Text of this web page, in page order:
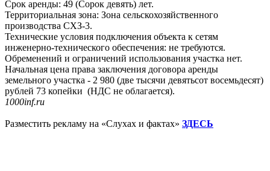
Срок аренды: 49 (Сорок девять) лет.
Территориальная зона: Зона сельскохозяйственного
производства СХЗ-3.
Технические условия подключения объекта к сетям
инженерно-технического обеспечения: не требуются.
Обременений и ограничений использования участка нет.
Начальная цена права заключения договора аренды
земельного участка - 2 980 (две тысячи девятьсот восемьдесят)
рублей 73 копейки (НДС не облагается).
1000inf.ru
Разместить рекламу на «Слухах и фактах» ЗДЕСЬ